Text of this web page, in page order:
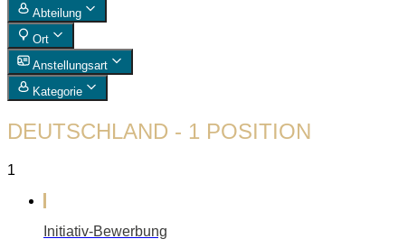
Abteilung
Ort
Anstellungsart
Kategorie
DEUTSCHLAND - 1 POSITION
1
Initiativ-Bewerbung